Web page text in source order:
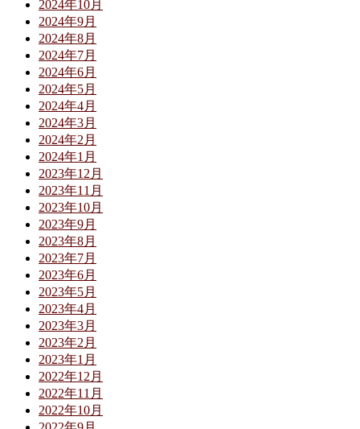
2024年10月
2024年9月
2024年8月
2024年7月
2024年6月
2024年5月
2024年4月
2024年3月
2024年2月
2024年1月
2023年12月
2023年11月
2023年10月
2023年9月
2023年8月
2023年7月
2023年6月
2023年5月
2023年4月
2023年3月
2023年2月
2023年1月
2022年12月
2022年11月
2022年10月